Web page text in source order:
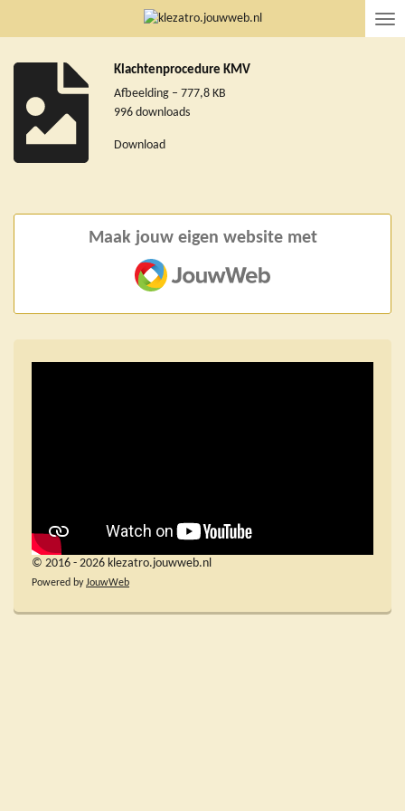
direct
hoofdinhoud
Klachtenprocedure KMV
Afbeelding – 777,8 KB
996 downloads
Download
Maak jouw eigen website met
JouwWeb
© 2016 - 2026 klezatro.jouwweb.nl
Powered byJouwWeb